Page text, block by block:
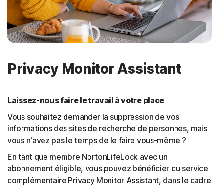
Privacy Monitor Assistant
Laissez-nous faire le travail à votre place
Vous souhaitez demander la suppression de vos
informations des sites de recherche de personnes, mais
vous n'avez pas le temps de le faire vous-même ?
En tant que membre NortonLifeLock avec un
abonnement éligible, vous pouvez bénéficier du service
complémentaire Privacy Monitor Assistant, dans le cadre